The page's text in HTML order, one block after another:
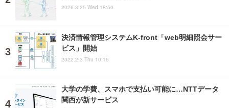
2026.3.25 Wed 18:50
決済情報管理システムK-front「web明細照会サー
ビス」開始
2022.2.3 Thu 10:15
大学の学費、スマホで支払い可能に…NTTデータ
関西が新サービス